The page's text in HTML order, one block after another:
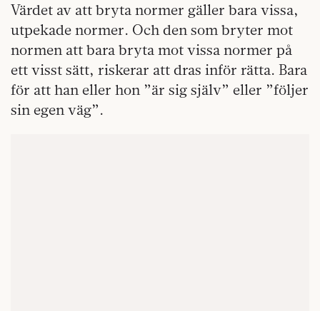
Värdet av att bryta normer gäller bara vissa,
utpekade normer. Och den som bryter mot
normen att bara bryta mot vissa normer på
ett visst sätt, riskerar att dras inför rätta. Bara
för att han eller hon ”är sig själv” eller ”följer
sin egen väg”.